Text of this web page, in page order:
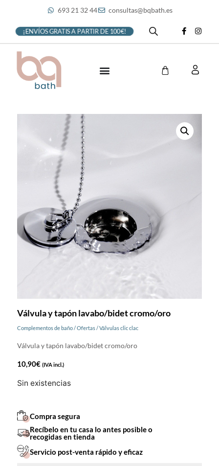
693 21 32 44 consultas@bqbath.es
¡ENVÍOS GRATIS A PARTIR DE 100€!
Válvula y tapón lavabo/bidet cromo/oro
Complementos de baño /Ofertas /Válvulas clic clac
Válvula y tapón lavabo/bidet cromo/oro
10,90€ (IVA incl.)
Sin existencias
Compra segura
Recíbelo en tu casa lo antes posible o
recogidas en tienda
Servicio post-venta rápido y eficaz